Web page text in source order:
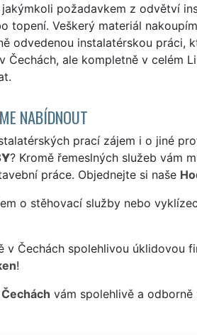
požadavkem z odvětví
topení. Veškerý materiál
odvedenou instalatérskou práci,
Čechách, ale kompletně v celém
NABÍDNOUT
prací zájem i o jiné
? Kromě řemeslných služeb vám
práce. Objednejte si naše
o stěhovací služby nebo
v Čechách spolehlivou úklidovou
!
vám spolehlivě a